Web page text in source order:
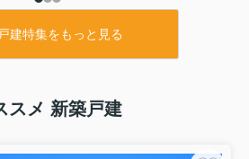
徒歩約14分
建特集をもっと見る
スメ 新築戸建